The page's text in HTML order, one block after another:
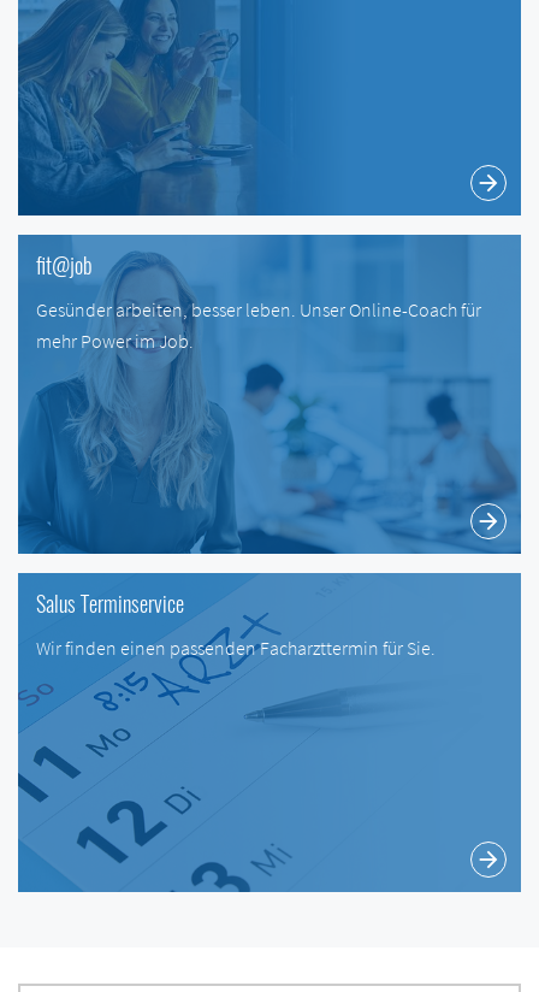
arrow_forward
fit@job
Gesünder arbeiten, besser leben. Unser Online-Coach für
mehr Power im Job.
arrow_forward
Salus Terminservice
Wir finden einen passenden Facharzttermin für Sie.
arrow_forward